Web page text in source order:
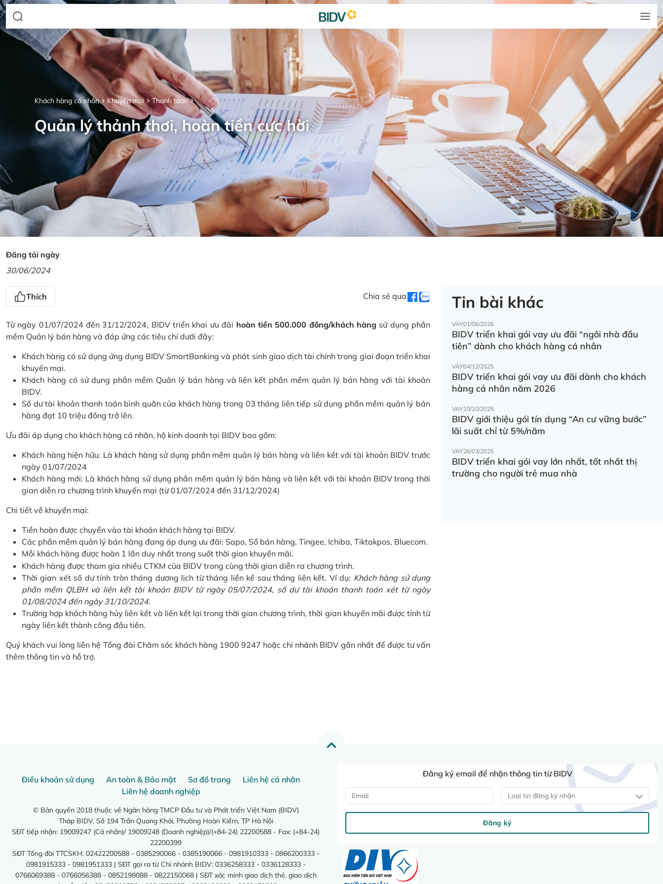
Khách hàng cá nhân Khuyến mại Thanh toán
Quản lý thảnh thơi, hoàn tiền cực hời
Đăng tải ngày
30/06/2024
Thích Chia sẻ qua
Từ ngày 01/07/2024 đến 31/12/2024, BIDV triển khai ưu đãi hoàn tiền 500.000 đồng/khách hàng sử dụng phần
mềm Quản lý bán hàng và đáp ứng các tiêu chí dưới đây:
Khách hàng có sử dụng ứng dụng BIDV SmartBanking và phát sinh giao dịch tài chính trong giai đoạn triển khai
khuyến mại.
Khách hàng có sử dụng phần mềm Quản lý bán hàng và liên kết phần mềm quản lý bán hàng với tài khoản
BIDV.
Số dư tài khoản thanh toán bình quân của khách hàng trong 03 tháng liên tiếp sử dụng phần mềm quản lý bán
hàng đạt 10 triệu đồng trở lên.
Ưu đãi áp dụng cho khách hàng cá nhân, hộ kinh doanh tại BIDV bao gồm:
Khách hàng hiện hữu: Là khách hàng sử dụng phần mềm quản lý bán hàng và liên kết với tài khoản BIDV trước
ngày 01/07/2024
Khách hàng mới: Là khách hàng sử dụng phần mềm quản lý bán hàng và liên kết với tài khoản BIDV trong thời
gian diễn ra chương trình khuyến mại (từ 01/07/2024 đến 31/12/2024)
Chi tiết về khuyến mại:
Tiền hoàn được chuyển vào tài khoản khách hàng tại BIDV.
Các phần mềm quản lý bán hàng đang áp dụng ưu đãi: Sapo, Sổ bán hàng, Tingee, Ichiba, Tiktakpos, Bluecom.
Mỗi khách hàng được hoàn 1 lần duy nhất trong suốt thời gian khuyến mãi.
Khách hàng được tham gia nhiều CTKM của BIDV trong cùng thời gian diễn ra chương trình.
Thời gian xét số dư tính tròn tháng dương lịch từ tháng liền kề sau tháng liên kết. Ví dụ: Khách hàng sử dụng
phần mềm QLBH và liên kết tài khoản BIDV từ ngày 05/07/2024, số dư tài khoản thanh toán xét từ ngày
01/08/2024 đến ngày 31/10/2024.
Trường hợp khách hàng hủy liên kết và liên kết lại trong thời gian chương trình, thời gian khuyến mãi được tính từ
ngày liên kết thành công đầu tiên.
Quý khách vui lòng liên hệ Tổng đài Chăm sóc khách hàng 1900 9247 hoặc chi nhánh BIDV gần nhất để được tư vấn
thêm thông tin và hỗ trợ.
Tin bài khác
VAY01/06/2026
BIDV triển khai gói vay ưu đãi “ngôi nhà đầu
tiên” dành cho khách hàng cá nhân
VAY04/12/2025
BIDV triển khai gói vay ưu đãi dành cho khách
hàng cá nhân năm 2026
VAY10/10/2025
BIDV giới thiệu gói tín dụng “An cư vững bước”
lãi suất chỉ từ 5%/năm
VAY26/03/2025
BIDV triển khai gói vay lớn nhất, tốt nhất thị
trường cho người trẻ mua nhà
Điều khoản sử dụng An toàn & Bảo mật Sơ đồ trang
Liên hệ cá nhân
Liên hệ doanh nghiệp
© Bản quyền 2018 thuộc về Ngân hàng TMCP Đầu tư và Phát triển Việt Nam (BIDV)
Tháp BIDV, Số 194 Trần Quang Khải, Phường Hoàn Kiếm, TP Hà Nội
SĐT tiếp nhận: 19009247 (Cá nhân)/ 19009248 (Doanh nghiệp)/(+84-24) 22200588 - Fax: (+84-24)
22200399
SĐT Tổng đài TTCSKH: 02422200588 - 0385290066 - 0385190066 - 0981910333 - 0866200333 -
0981915333 - 0981951333 | SĐT gọi ra từ Chi nhánh BIDV: 0336258333 - 0336128333 -
0766069388 - 0766056388 - 0852198088 - 0822150068 | SĐT xác minh giao dịch thẻ, giao dịch
Đăng ký email để nhận thông tin từ BIDV
Loại tin đăng ký nhận
Đăng ký